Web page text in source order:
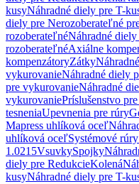
kusyNáhradné diely pre T-
diely pre Nerozoberateľné
rozoberateľnéNáhradné diely
rozoberateľnéAxiálne
kompenzátoryZátky
vykurovanieNáhradné diely
pre vykurovanieNáhradné
vykurovaniePríslušenstvo
tesneniaUpevnenia pre rúry
Mapress uhlíková oceľ
uhlíková oceľSystémové
1.0215VsuvkySpojky
diely pre RedukcieKolená
kusyNáhradné diely pre T-